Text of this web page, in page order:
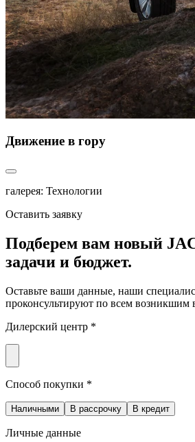
Движение в гору
галерея: Технологии
Оставить заявку
Подберем вам новый
задачи и бюджет.
Оставьте ваши данные, наши
проконсультируют по всем возникшим
Дилерский центр *
Способ покупки *
Наличными В рассрочку В кредит
Личные данные